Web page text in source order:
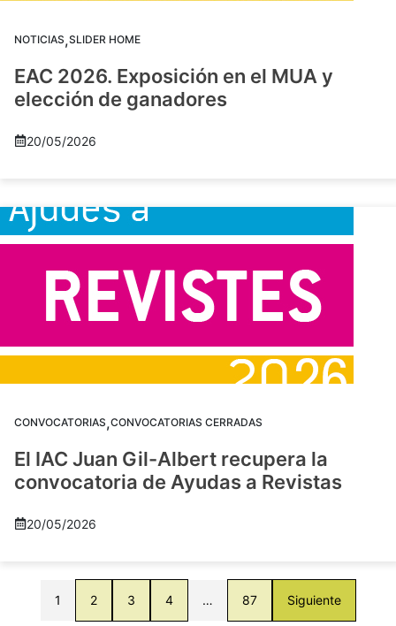
NOTICIAS,SLIDER HOME
EAC 2026. Exposición en el MUA y
elección de ganadores
20/05/2026
CONVOCATORIAS,CONVOCATORIAS CERRADAS
El IAC Juan Gil-Albert recupera la
convocatoria de Ayudas a Revistas
20/05/2026
1 2 3 4 … 87 Siguiente